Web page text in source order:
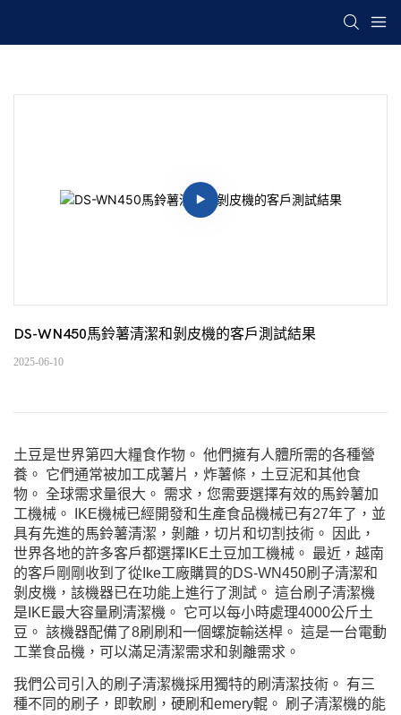
DS-WN450馬鈴薯清潔和剝皮機的客戶測試結果
2025-06-10
土豆是世界第四大糧食作物。 他們擁有人體所需的各種營
養。 它們通常被加工成薯片，炸薯條，土豆泥和其他食
物。 全球需求量很大。 需求，您需要選擇有效的馬鈴薯加
工機械。 IKE機械已經開發和生產食品機械已有27年了，並
具有先進的馬鈴薯清潔，剝離，切片和切割技術。 因此，
世界各地的許多客戶都選擇IKE土豆加工機械。 最近，越南
的客戶剛剛收到了從Ike工廠購買的DS-WN450刷子清潔和
剝皮機，該機器已在功能上進行了測試。 這台刷子清潔機
是IKE最大容量刷清潔機。 它可以每小時處理4000公斤土
豆。 該機器配備了8刷刷和一個螺旋輸送桿。 這是一台電動
工業食品機，可以滿足清潔需求和剝離需求。
我們公司引入的刷子清潔機採用獨特的刷清潔技術。 有三
種不同的刷子，即軟刷，硬刷和emery輥。 刷子清潔機的能